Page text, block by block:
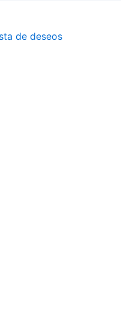
de deseos